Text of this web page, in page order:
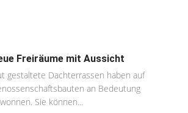
Freiräume mit Aussicht
gestaltete Dachterrassen haben auf
an Bedeutung
Sie können...